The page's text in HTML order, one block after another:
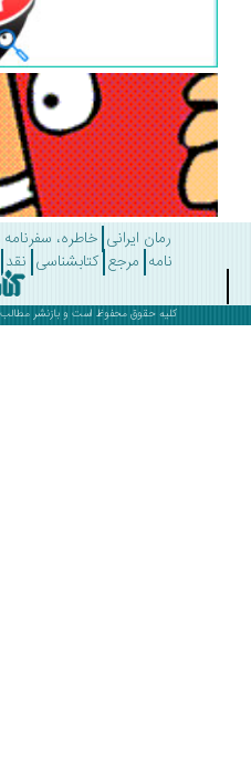
رمان ایرانی خاطره، سفرنامه و
مرجع کتابشناسی نقد بایگانی
کلیه حقوق محفوظ است و بازنشر مطالب با ذکر